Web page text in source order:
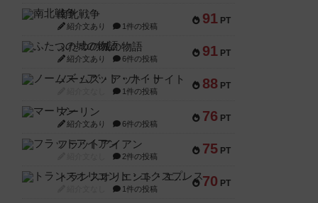
91 PT
南北戦争
紹介文あり 1件の投稿
91 PT
ふたつの城の物語
紹介文あり 6件の投稿
88 PT
ノームズ・アット・ナイト
1件の投稿
76 PT
マーリン
紹介文あり 6件の投稿
75 PT
フラットアイアン
2件の投稿
70 PT
トランスオリエント・エクスプレス
1件の投稿